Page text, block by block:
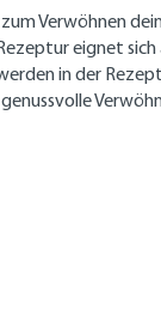
Verwöhnen
eignet sich
in der